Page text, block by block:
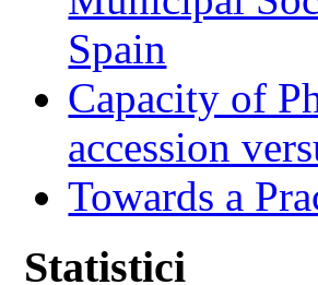
Spain
Capacity of
accession
Towards a
Statistici